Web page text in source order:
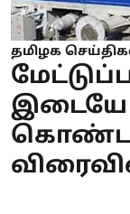
தமிழக
இடையே
கொண்ட